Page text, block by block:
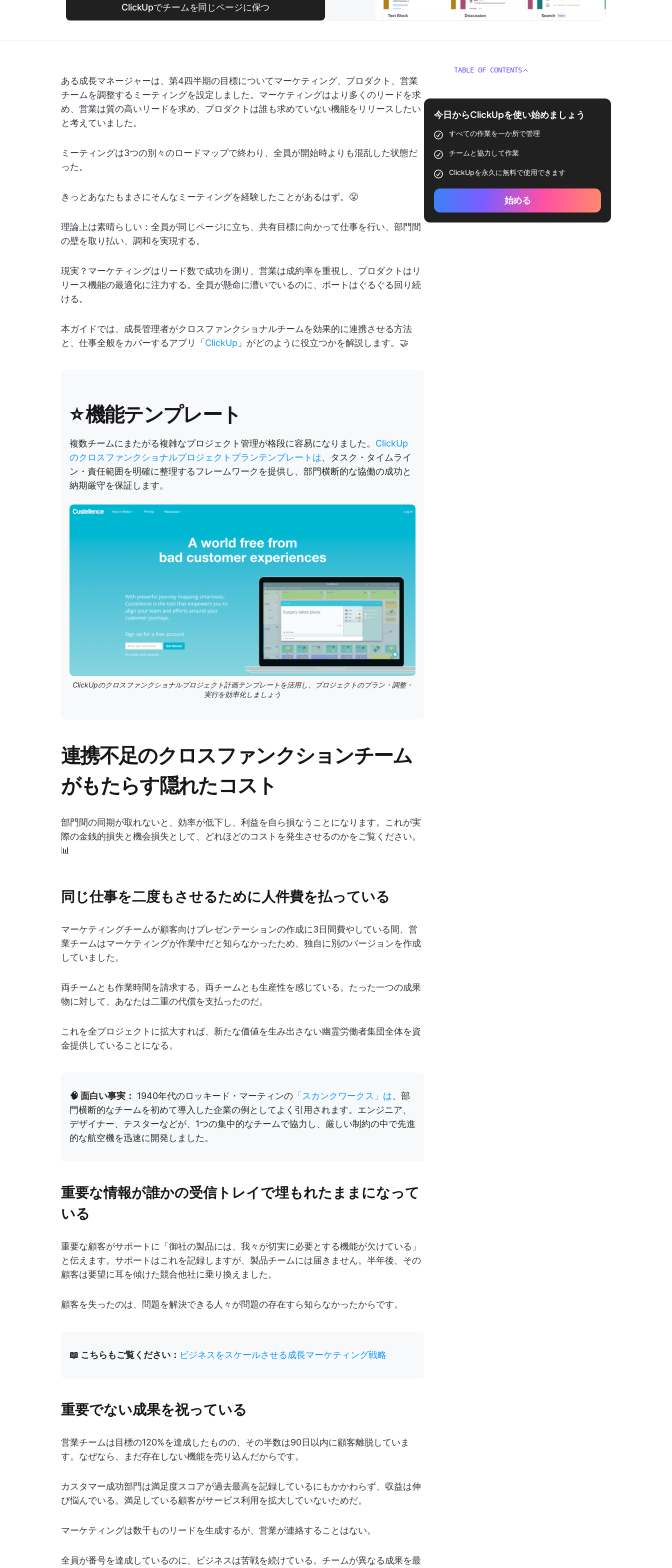
ClickUpでチームを同じページに保つ
ある成長マネージャーは、第4四半期の目標についてマーケティング、プロダクト、営業
チームを調整するミーティングを設定しました。マーケティングはより多くのリードを求
め、営業は質の高いリードを求め、プロダクトは誰も求めていない機能をリリースしたい
と考えていました。
ミーティングは3つの別々のロードマップで終わり、全員が開始時よりも混乱した状態だ
った。
きっとあなたもまさにそんなミーティングを経験したことがあるはず。😤
理論上は素晴らしい：全員が同じページに立ち、共有目標に向かって仕事を行い、部門間
の壁を取り払い、調和を実現する。
現実？マーケティングはリード数で成功を測り、営業は成約率を重視し、プロダクトはリ
リース機能の最適化に注力する。全員が懸命に漕いでいるのに、ボートはぐるぐる回り続
ける。
本ガイドでは、成長管理者がクロスファンクショナルチームを効果的に連携させる方法
と、仕事全般をカバーするアプリ「 ClickUp 」がどのように役立つかを解説します。🤝
⭐ 機能テンプレート
複数チームにまたがる複雑なプロジェクト管理が格段に容易になりました。 ClickUp
のクロスファンクショナルプロジェクトプランテンプレートは、タスク・タイムライ
ン・責任範囲を明確に整理するフレームワークを提供し、部門横断的な協働の成功と
納期厳守を保証します。
ClickUpのクロスファンクショナルプロジェクト計画テンプレートを活用し、プロジェクトのプラン・調整・
実行を効率化しましょう
連携不足のクロスファンクションチーム
がもたらす隠れたコスト
部門間の同期が取れないと、効率が低下し、利益を自ら損なうことになります。これが実
際の金銭的損失と機会損失として、どれほどのコストを発生させるのかをご覧ください。
📊
同じ仕事を二度もさせるために人件費を払っている
マーケティングチームが顧客向けプレゼンテーションの作成に3日間費やしている間、営
業チームはマーケティングが作業中だと知らなかったため、独自に別のバージョンを作成
していました。
両チームとも作業時間を請求する。両チームとも生産性を感じている。たった一つの成果
物に対して、あなたは二重の代償を支払ったのだ。
これを全プロジェクトに拡大すれば、新たな価値を生み出さない幽霊労働者集団全体を資
金提供していることになる。
🧠 面白い事実： 1940年代のロッキード・マーティンの 「スカンクワークス」は、部
門横断的なチームを初めて導入した企業の例としてよく引用されます。エンジニア、
デザイナー、テスターなどが、1つの集中的なチームで協力し、厳しい制約の中で先進
的な航空機を迅速に開発しました。
重要な情報が誰かの受信トレイで埋もれたままになって
いる
重要な顧客がサポートに「御社の製品には、我々が切実に必要とする機能が欠けている」
と伝えます。サポートはこれを記録しますが、製品チームには届きません。半年後、その
顧客は要望に耳を傾けた競合他社に乗り換えました。
顧客を失ったのは、問題を解決できる人々が問題の存在すら知らなかったからです。
📖 こちらもご覧ください： ビジネスをスケールさせる成長マーケティング戦略
重要でない成果を祝っている
営業チームは目標の120%を達成したものの、その半数は90日以内に顧客離脱していま
す。なぜなら、まだ存在しない機能を売り込んだからです。
カスタマー成功部門は満足度スコアが過去最高を記録しているにもかかわらず、収益は伸
び悩んでいる。満足している顧客がサービス利用を拡大していないためだ。
マーケティングは数千ものリードを生成するが、営業が連絡することはない。
全員が番号を達成しているのに、ビジネスは苦戦を続けている。チームが異なる成果を最
TABLE OF CONTENTS
今日からClickUpを使い始めましょう
すべての作業を一か所で管理
チームと協力して作業
ClickUpを永久に無料で使用できます
始める